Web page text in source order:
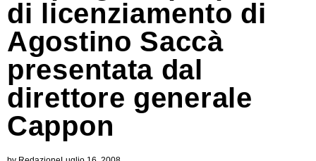
di licenziamento di
Agostino Saccà
presentata dal
direttore generale
Cappon